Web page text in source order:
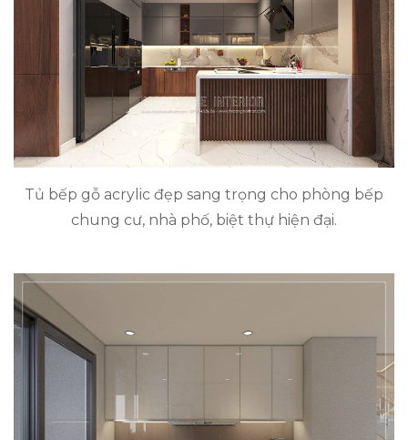
Tủ bếp gỗ acrylic đẹp sang trọng cho phòng bếp
chung cư, nhà phố, biệt thự hiện đại.